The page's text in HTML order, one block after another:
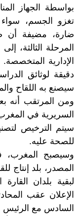
بواسطة الجهاز
تغزو الجسم، سواء
ضارة، مضيفة أن
المرحلة الثالثة،
الإدارية
دقيقة لوثائق
سيصنع به اللقاح
ومن المرتقب أنه
السريرية في المغرب
سيتم الترخيص
للصحة عليه.
وسيصبح
المصدر، بلد إنتاج
لبقية بلدان
الإعلان عقب
السادس مع الرئيس